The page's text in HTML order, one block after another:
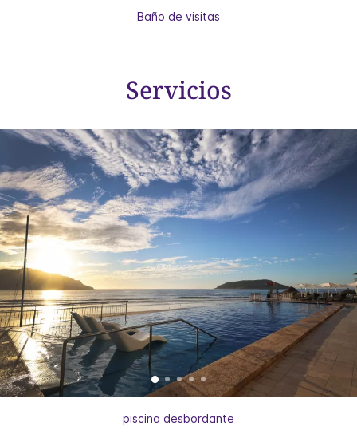
Baño de visitas
Servicios
piscina desbordante